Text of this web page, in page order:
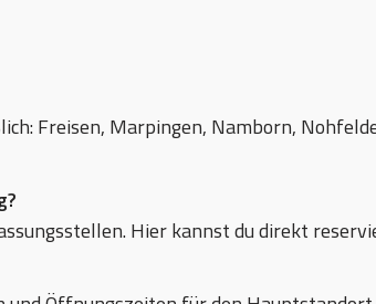
Freisen, Marpingen, Namborn,
Hier kannst du direkt